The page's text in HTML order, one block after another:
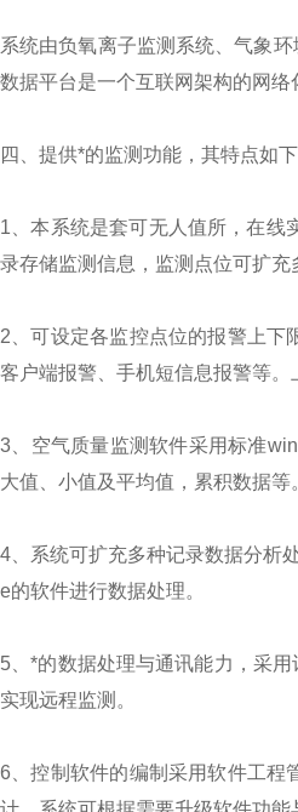
系统由负氧离子监测系统、气象
数据平台是一个互联网架构的网
四、提供*的监测功能，其特点如下
1、本系统是套可无人值所，在线
录存储监测信息，监测点位可扩充
2、可设定各监控点位的报警上下
客户端报警、手机短信息报警等
3、空气质量监测软件采用标准
大值、小值及平均值，累积数据等
4、系统可扩充多种记录数据分析
e的软件进行数据处理。
5、*的数据处理与通讯能力，采
实现远程监测。
6、控制软件的编制采用软件工程